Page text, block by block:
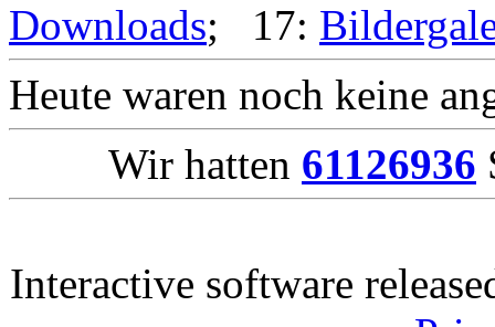
Downloads; 17:
Heute waren noch keine
Wir hatten 61126936
Interactive software